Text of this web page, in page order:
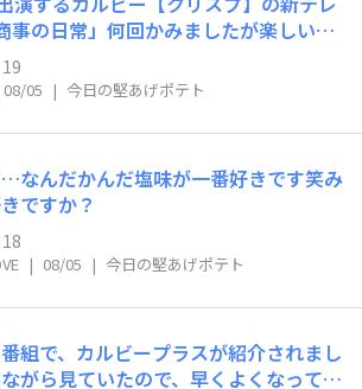
の青カラーって推しカラーかも！と感
事の日常」何回かみましたが楽しいC
Man推し💓の皆様がうらやましいで
ルビーさんのCMに出てほしいです🥰
19
08/05 | 今日の堅あげポテト
なんだかんだ塩味が一番好きです笑み
ですか？
18
| 08/05 | 今日の堅あげポテト
組で、カルビープラスが紹介されまし
がら見ていたので、早くよくなって堅